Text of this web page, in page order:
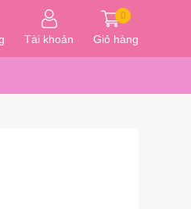
Tài khoản
0
Giỏ hàng